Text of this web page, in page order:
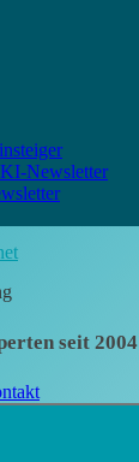
Newsletter
seit 2004